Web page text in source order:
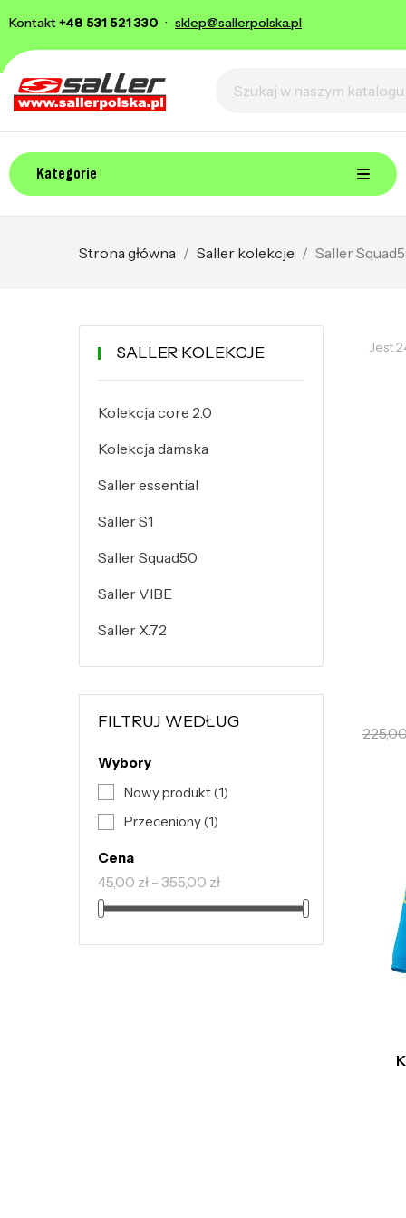
Kontakt+48 531 521 330 · sklep@sallerpolska.pl
Kategorie
Strona główna Saller kolekcje Saller
SALLER KOLEKCJE
Kolekcja core 2.0
Kolekcja damska
Saller essential
Saller S1
Saller Squad50
Saller VIBE
Saller X.72
FILTRUJ WEDŁUG
Wybory
Nowy produkt(1)
Przeceniony(1)
Cena
45,00 zł - 355,00 zł
Jest